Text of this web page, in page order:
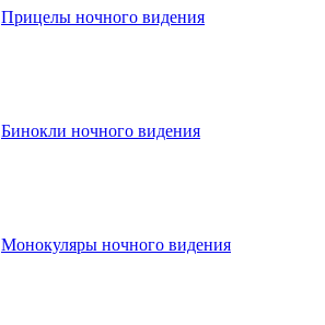
Прицелы ночного видения
Бинокли ночного видения
Монокуляры ночного видения